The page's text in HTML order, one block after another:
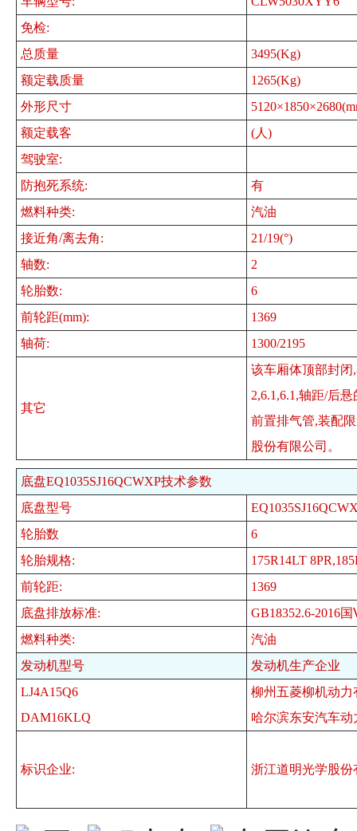
免检:
总质量
3495(Kg)
额定载质量
1265(Kg)
外形尺寸
额定载客
(人)
驾驶室:
防抱死系统:
有
燃料种类:
汽油
接近角/离去角:
21/19(°)
轴数:
2
轮胎数:
6
前轮距(mm):
1369
轴荷:
1300/2195
其它
该车厢体顶部封闭
2,6.1,6.1,轴距/后
前置排气管,装配
股份有限公司。
底盘EQ1035SJ16QCWXP技术参数
底盘型号
轮胎数
6
轮胎规格:
175R14LT
前轮距:
1369
底盘排放标准:
GB18352.6-2016
燃料种类:
汽油
发动机型号
发动机生产企业
LJ4A15Q6
DAM16KLQ
柳州五菱柳机动力
哈尔滨东安汽车
标识企业: 浙江道明光学股份